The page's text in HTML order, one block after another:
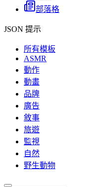
部落格
JSON 提示
所有模板
ASMR
動作
動畫
品牌
廣告
敘事
旅遊
監視
自然
野生動物